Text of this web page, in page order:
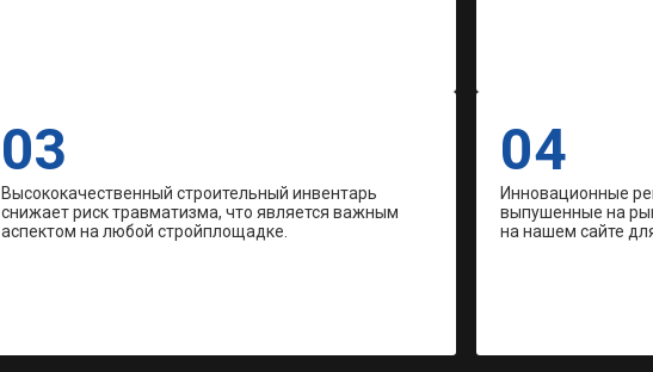
03
Высококачественный строительный инвентарь
снижает риск травматизма, что является важным
аспектом на любой стройплощадке.
04
Инновационные
выпушенные на
на нашем сайте